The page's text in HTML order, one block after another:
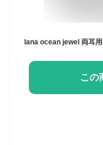
この